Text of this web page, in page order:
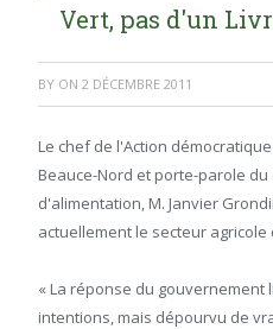
Vert, pas d'un
BY ON 2 DÉCEMBRE 2011
Le chef de l'Action
Beauce-Nord et porte-parole
d'alimentation, M. Janvier
actuellement le secteur agricole
« La réponse du
intentions, mais dépourvu de